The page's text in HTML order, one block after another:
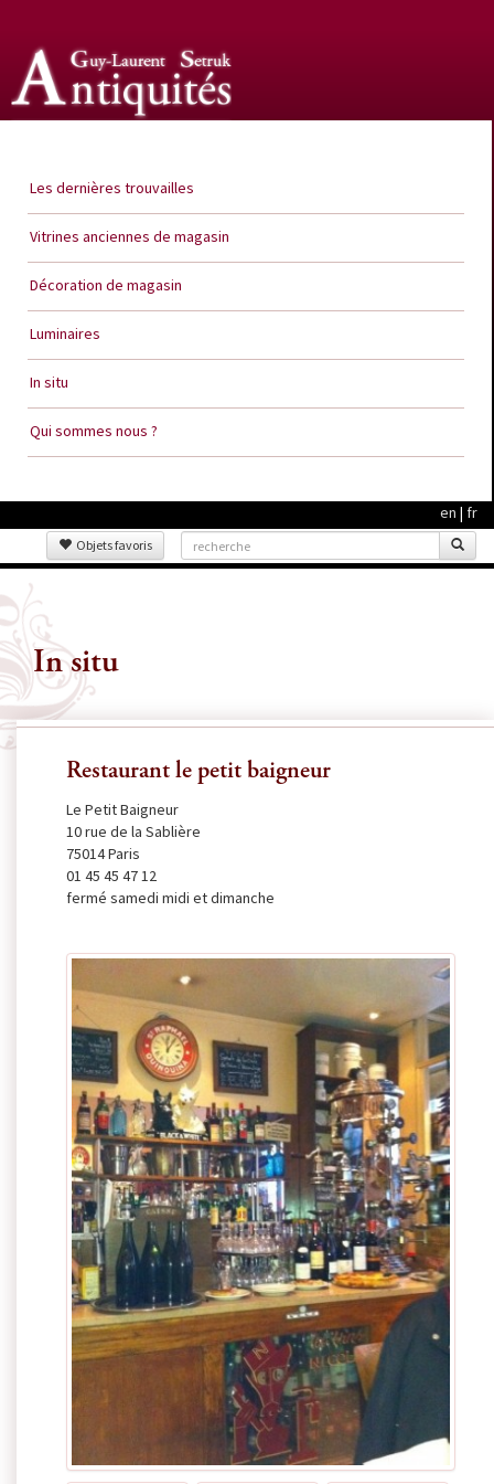
Les dernières trouvailles
Vitrines anciennes de magasin
Décoration de magasin
Luminaires
In situ
Qui sommes nous ?
en | fr
Objets favoris
In situ
Restaurant le petit baigneur
Le Petit Baigneur
10 rue de la Sablière
75014 Paris
01 45 45 47 12
fermé samedi midi et dimanche